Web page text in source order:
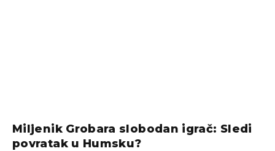
Miljenik Grobara slobodan igrač: Sledi
povratak u Humsku?